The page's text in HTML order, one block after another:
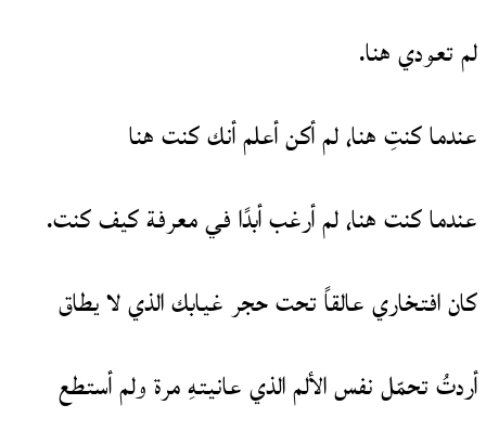
لم تعودي هنا.
عندما كنتِ هنا، لم أكن أعلم أنك كنت هنا
عندما كنت هنا، لم أرغب أبدًا في معرفة كيف كنت.
كان افتخاري عالقاً تحت حجر غيابك الذي لا يطاق
أردتُ تحمّل نفس الألم الذي عانيتهِ مرة ولم أستطع